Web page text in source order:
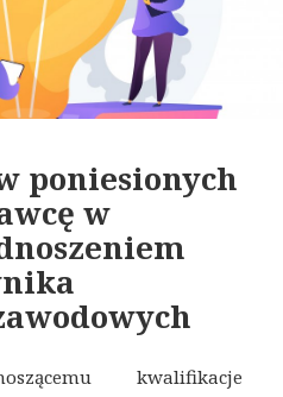
poniesionych
w
kwalifikacje